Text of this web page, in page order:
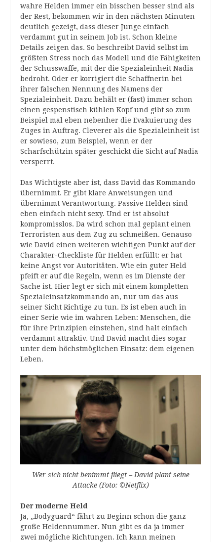
wahre Helden immer ein bisschen besser sind als
der Rest, bekommen wir in den nächsten Minuten
deutlich gezeigt, dass dieser Junge einfach
verdammt gut in seinem Job ist. Schon kleine
Details zeigen das. So beschreibt David selbst im
größten Stress noch das Modell und die Fähigkeiten
der Schusswaffe, mit der die Spezialeinheit Nadia
bedroht. Oder er korrigiert die Schaffnerin bei
ihrer falschen Nennung des Namens der
Spezialeinheit. Dazu behält er (fast) immer schon
einen gespenstisch kühlen Kopf und gibt so zum
Beispiel mal eben nebenher die Evakuierung des
Zuges in Auftrag. Cleverer als die Spezialeinheit ist
er sowieso, zum Beispiel, wenn er der
Scharfschützin später geschickt die Sicht auf Nadia
versperrt.
Das Wichtigste aber ist, dass David das Kommando
übernimmt. Er gibt klare Anweisungen und
übernimmt Verantwortung. Passive Helden sind
eben einfach nicht sexy. Und er ist absolut
kompromisslos. Da wird schon mal geplant einen
Terroristen aus dem Zug zu schmeißen. Genauso
wie David einen weiteren wichtigen Punkt auf der
Charakter-Checkliste für Helden erfüllt: er hat
keine Angst vor Autoritäten. Wie ein guter Held
pfeift er auf die Regeln, wenn es im Dienste der
Sache ist. Hier legt er sich mit einem kompletten
Spezialeinsatzkommando an, nur um das aus
seiner Sicht Richtige zu tun. Es ist eben auch in
einer Serie wie im wahren Leben: Menschen, die
für ihre Prinzipien einstehen, sind halt einfach
verdammt attraktiv. Und David macht dies sogar
unter dem höchstmöglichen Einsatz: dem eigenen
Leben.
Wer sich nicht benimmt fliegt – David plant seine
Attacke (Foto: ©Netflix)
Der moderne Held
Ja, „Bodyguard“ fährt zu Beginn schon die ganz
große Heldennummer. Nun gibt es da ja immer
zwei mögliche Richtungen. Ich kann meinen